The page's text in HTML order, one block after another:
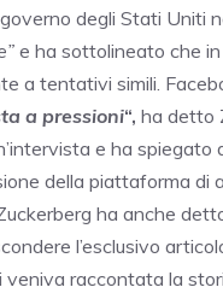
degli Stati Uniti
e ha sottolineato che
a tentativi simili.
a pressioni“, ha detto
e ha spiegato
della piattaforma di
ha anche
l’esclusivo
veniva raccontata la